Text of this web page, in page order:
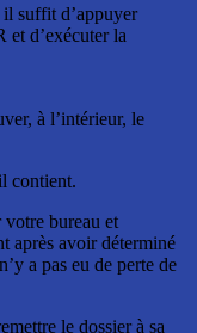
suffit d’appuyer
et d’exécuter la
à l’intérieur, le
contient.
votre bureau et
après avoir déterminé
a pas eu de perte de
le dossier à sa